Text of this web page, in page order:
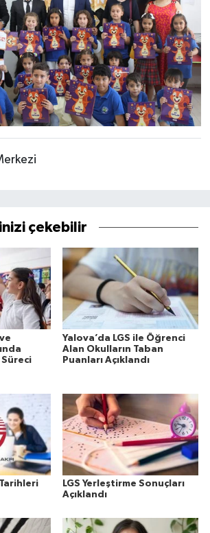
çekebilir
Yalova’da LGS ile Öğrenci
Alan Okulların Taban
Puanları Açıklandı
LGS Yerleştirme Sonuçları
Açıklandı